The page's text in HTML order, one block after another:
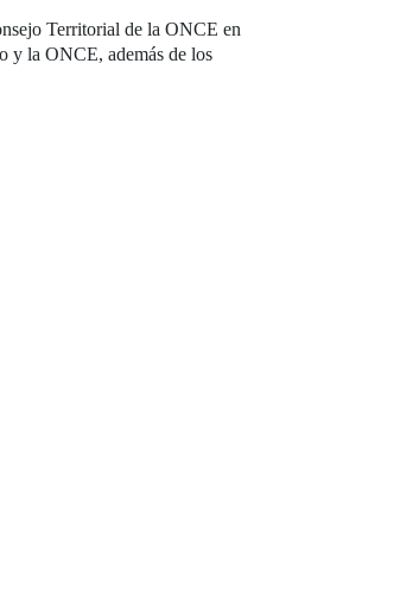
Territorial de la ONCE en
y la ONCE, además de los